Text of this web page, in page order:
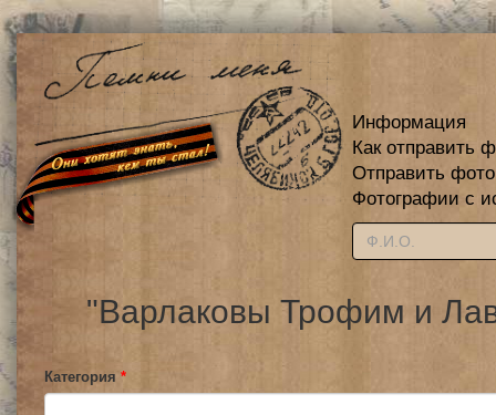
Информация
Как отправить
Отправить
Фотографии с
"Варлаковы Трофим и
Категория *